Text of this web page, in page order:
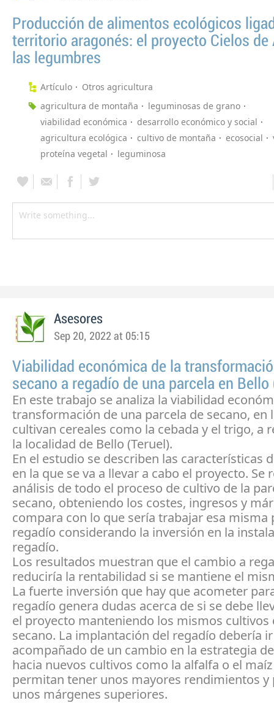
Producción de alimentos ecológicos
territorio aragonés: el proyecto Cielos de
las legumbres
Artículo
Otros agricultura
agricultura de montaña
leguminosas de grano
viabilidad económica
desarrollo económico y social
agricultura ecológica
cultivo de montaña ecosocial
proteína vegetal
leguminosa
Asesores
Sep 20, 2022 at 05:15
Viabilidad económica de la
secano a regadío de una parcela en Bello
En este trabajo se analiza la viabilidad
transformación de una parcela de secano, en
cultivan cereales como la cebada y el trigo, a
la localidad de Bello (Teruel).
En el estudio se describen las características
en la que se va a llevar a cabo el proyecto. Se
análisis de todo el proceso de cultivo de la
secano, obteniendo los costes, ingresos y
compara con lo que sería trabajar esa misma
regadío considerando la inversión en la
regadío.
Los resultados muestran que el cambio a
reduciría la rentabilidad si se mantiene el
La fuerte inversión que hay que acometer
regadío genera dudas acerca de si se debe
el proyecto manteniendo los mismos cultivos
secano. La implantación del regadío debería ir
acompañado de un cambio en la estrategia
hacia nuevos cultivos como la alfalfa o el
permitan tener unos mayores rendimientos
unos márgenes superiores.